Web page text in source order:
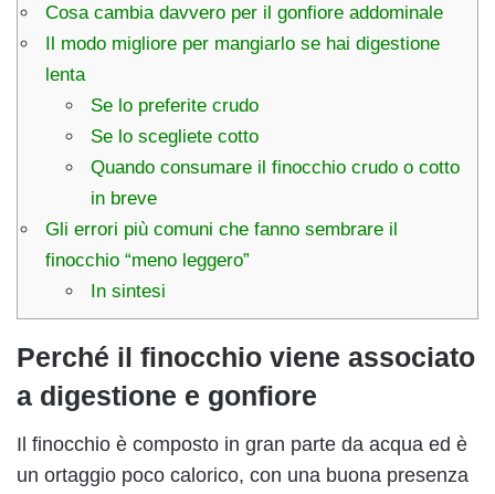
Cosa cambia davvero per il gonfiore addominale
Il modo migliore per mangiarlo se hai digestione
lenta
Se lo preferite crudo
Se lo scegliete cotto
Quando consumare il finocchio crudo o cotto
in breve
Gli errori più comuni che fanno sembrare il
finocchio “meno leggero”
In sintesi
Perché il finocchio viene associato
a digestione e gonfiore
Il finocchio è composto in gran parte da acqua ed è
un ortaggio poco calorico, con una buona presenza